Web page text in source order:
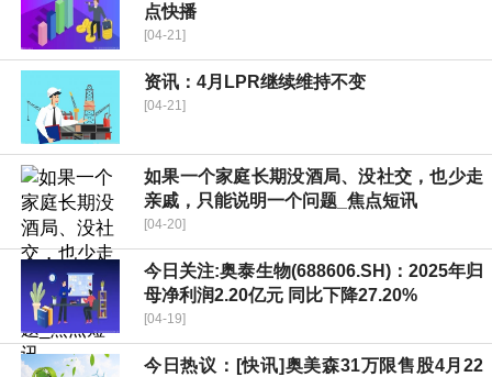
点快播
[04-21]
资讯：4月LPR继续维持不变
[04-21]
如果一个家庭长期没酒局、没社交，也少走
亲戚，只能说明一个问题_焦点短讯
[04-20]
今日关注:奥泰生物(688606.SH)：2025年归
母净利润2.20亿元 同比下降27.20%
[04-19]
今日热议：[快讯]奥美森31万限售股4月22